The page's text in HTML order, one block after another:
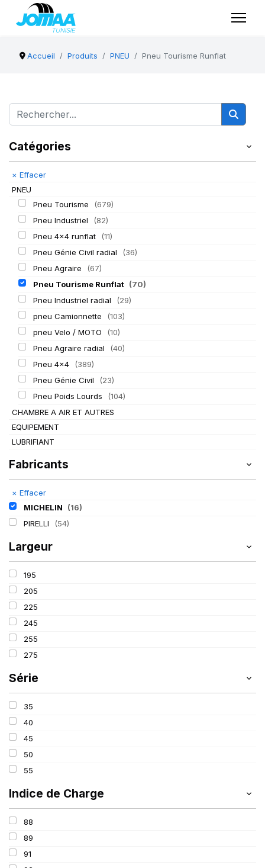
Accueil Produits PNEU Pneu Tourisme Runflat
Catégories
× Effacer
PNEU
Pneu Tourisme
(679)
Pneu Industriel
(82)
Pneu 4x4 runflat
(11)
Pneu Génie Civil radial
(36)
Pneu Agraire
(67)
Pneu Tourisme Runflat (70)
Pneu Industriel radial
(29)
pneu Camionnette
(103)
pneu Velo / MOTO
(10)
Pneu Agraire radial
(40)
Pneu 4x4
(389)
Pneu Génie Civil
(23)
Pneu Poids Lourds
(104)
CHAMBRE A AIR ET AUTRES
EQUIPEMENT
LUBRIFIANT
Fabricants
× Effacer
MICHELIN
(16)
PIRELLI
(54)
Largeur
195
205
225
245
255
275
Série
35
40
45
50
55
Indice de Charge
88
89
91